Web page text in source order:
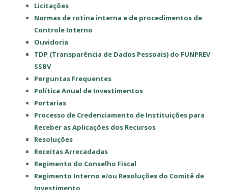
Licitações
Normas de rotina interna e de procedimentos de
Controle Interno
Ouvidoria
TDP (Transparência de Dados Pessoais) do FUNPREV
SSBV
Perguntas Frequentes
Política Anual de Investimentos
Portarias
Processo de Credenciamento de Instituições para
Receber as Aplicações dos Recursos
Resoluções
Receitas Arrecadadas
Regimento do Conselho Fiscal
Regimento Interno e/ou Resoluções do Comitê de
Investimento